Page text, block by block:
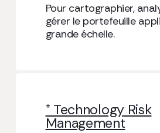
Pour cartographier,
gérer le portefeuille
grande échelle.
⁺ Technology Risk
Management